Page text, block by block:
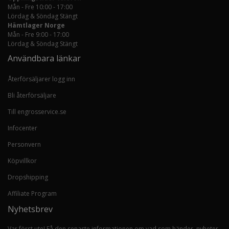
Mån - Fre 10:00 - 17:00
Lördag & Söndag Stängt
Hämtlager Norge
Mån - Fre 9:00 - 17:00
Lördag & Söndag Stängt
Användbara länkar
Återförsäljarer logg inn
Bli återförsäljare
Till engrosservice.se
Infocenter
Personvern
Köpvillkor
Dropshipping
Affiliate Program
Nyhetsbrev